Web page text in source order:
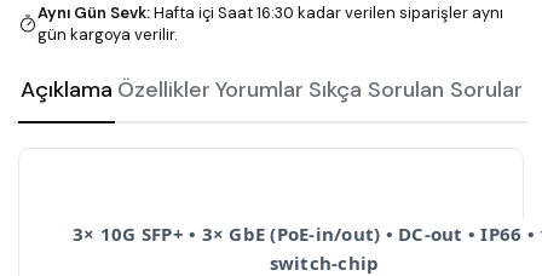
Aynı Gün Sevk:Hafta içi Saat 16:30 kadar verilen siparişler aynı
gün kargoya verilir.
Açıklama Özellikler Yorumlar Sıkça Sorulan Sorular
3× 10G SFP+ • 3× GbE (PoE-in/out) • DC-out • IP66 •
switch-chip